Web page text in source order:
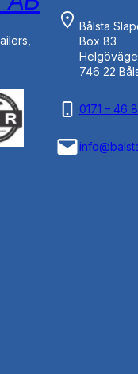
Bålsta
Box 83
746 22
0171 – 46